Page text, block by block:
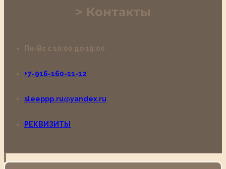
Контакты
Пн-Вс с 10:00 до 19:00
+7-916-160-11-12
sleeppp.ru@yandex.ru
РЕКВИЗИТЫ